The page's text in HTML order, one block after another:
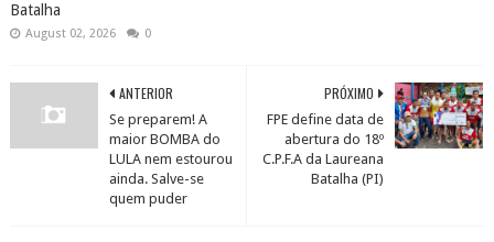
Batalha
August 02, 2026 0
PRÓXIMO
FPE define data de
abertura do 18º
C.P.F.A da Laureana
Batalha (PI)
ANTERIOR
Se preparem! A
maior BOMBA do
LULA nem estourou
ainda. Salve-se
quem puder